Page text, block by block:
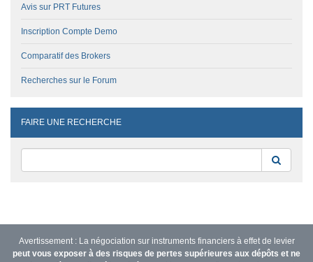
Avis sur PRT Futures
Inscription Compte Demo
Comparatif des Brokers
Recherches sur le Forum
FAIRE UNE RECHERCHE
Avertissement : La négociation sur instruments financiers à effet de levier
peut vous exposer à des risques de pertes supérieures aux dépôts et ne